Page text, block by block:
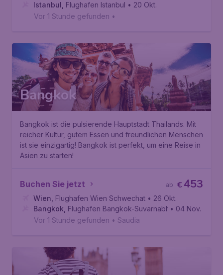
Istanbul Flughafen Istanbul • 20 Okt.
Vor 1 Stunde gefunden •
Bangkok
Bangkok ist die pulsierende Hauptstadt Thailands. Mit
reicher Kultur, gutem Essen und freundlichen Menschen
ist sie einzigartig! Bangkok ist perfekt, um eine Reise in
Asien zu starten!
Buchen Sie jetzt €453
ab
Wien Flughafen Wien Schwechat • 26 Okt.
Bangkok Flughafen Bangkok-Suvarnabhumi• 04 Nov.
Vor 1 Stunde gefunden • Saudia